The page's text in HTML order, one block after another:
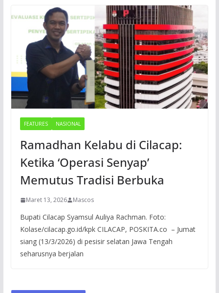
FEATURES NASIONAL
Ramadhan Kelabu di Cilacap:
Ketika ‘Operasi Senyap’
Memutus Tradisi Berbuka
Maret 13, 2026 Mascos
Bupati Cilacap Syamsul Auliya Rachman. Foto:
Kolase/cilacap.go.id/kpk CILACAP, POSKITA.co – Jumat
siang (13/3/2026) di pesisir selatan Jawa Tengah
seharusnya berjalan